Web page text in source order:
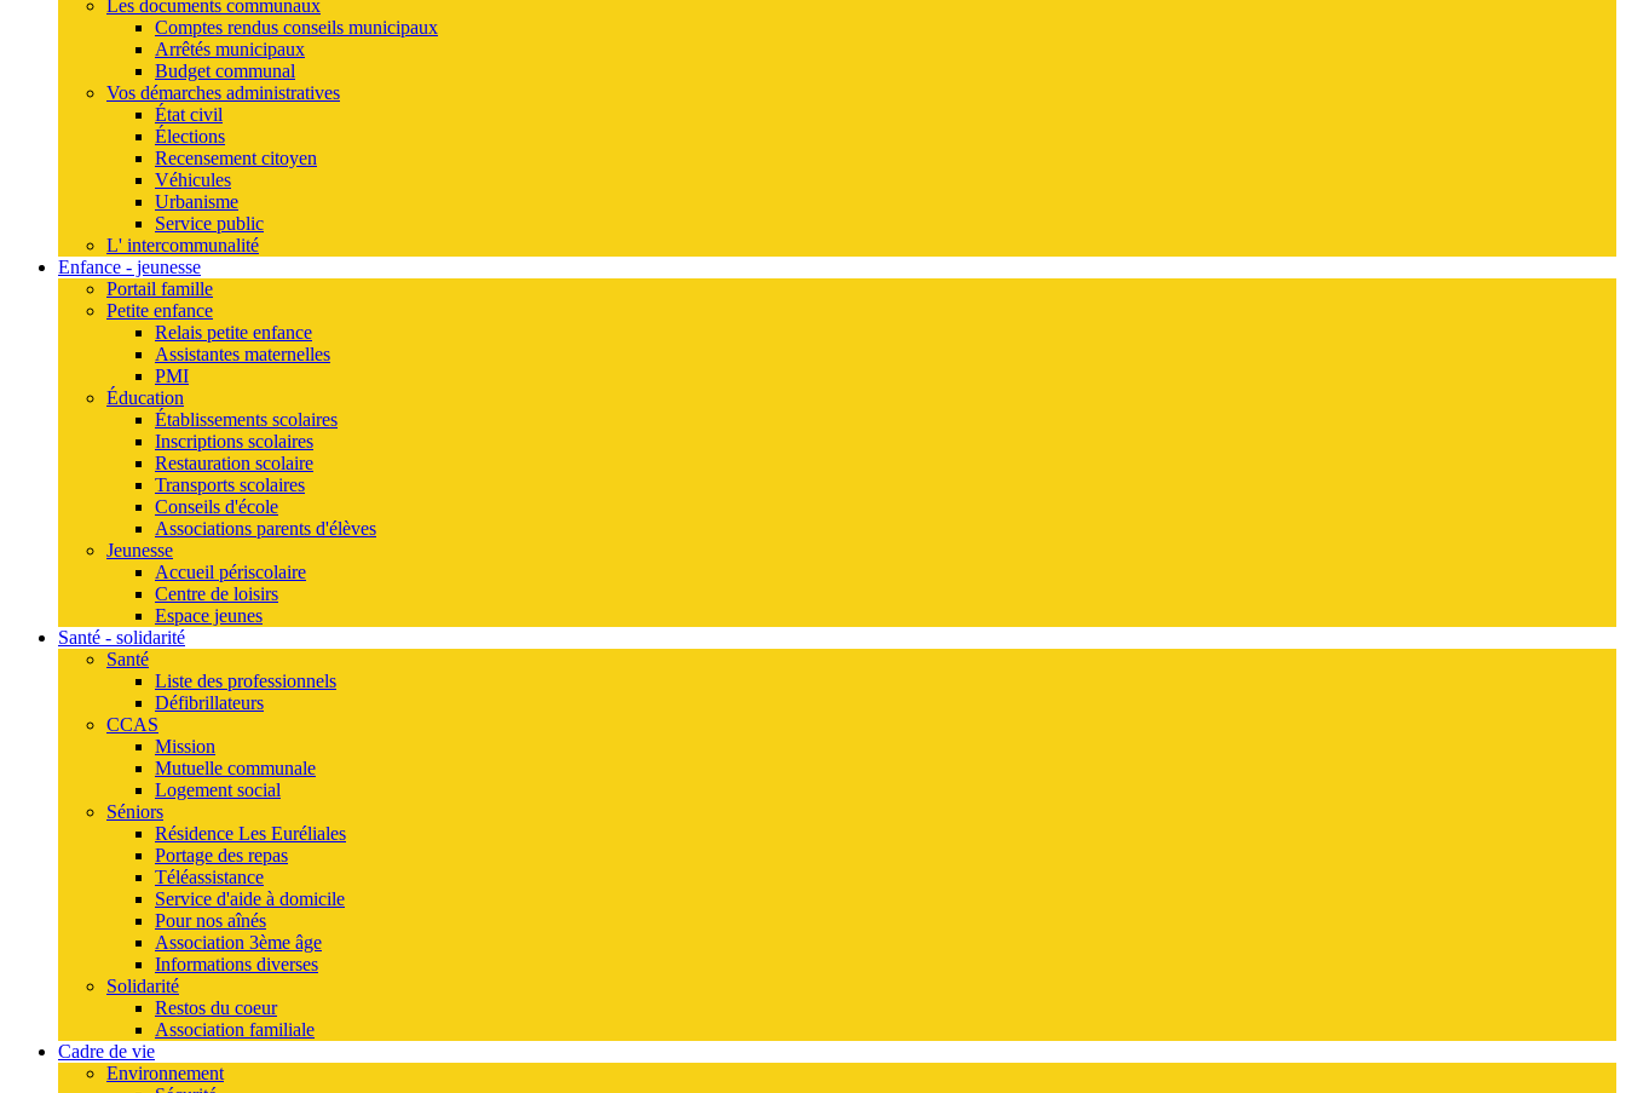
Les documents communaux
Comptes rendus conseils municipaux
Arrêtés municipaux
Budget communal
Vos démarches administratives
État civil
Élections
Recensement citoyen
Véhicules
Urbanisme
Service public
L' intercommunalité
Enfance - jeunesse
Portail famille
Petite enfance
Relais petite enfance
Assistantes maternelles
PMI
Éducation
Établissements scolaires
Inscriptions scolaires
Restauration scolaire
Transports scolaires
Conseils d'école
Associations parents d'élèves
Jeunesse
Accueil périscolaire
Centre de loisirs
Espace jeunes
Santé - solidarité
Santé
Liste des professionnels
Défibrillateurs
CCAS
Mission
Mutuelle communale
Logement social
Séniors
Résidence Les Euréliales
Portage des repas
Téléassistance
Service d'aide à domicile
Pour nos aînés
Association 3ème âge
Informations diverses
Solidarité
Restos du coeur
Association familiale
Cadre de vie
Environnement